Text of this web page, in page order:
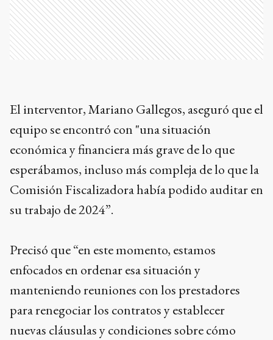
El interventor, Mariano Gallegos, aseguró que el
equipo se encontró con "una situación
económica y financiera más grave de lo que
esperábamos, incluso más compleja de lo que la
Comisión Fiscalizadora había podido auditar en
su trabajo de 2024”.
Precisó que “en este momento, estamos
enfocados en ordenar esa situación y
manteniendo reuniones con los prestadores
para renegociar los contratos y establecer
nuevas cláusulas y condiciones sobre cómo